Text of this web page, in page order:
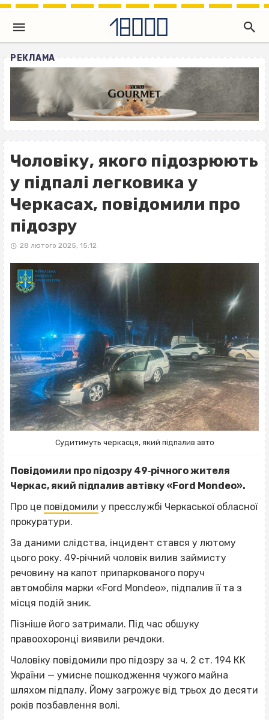
РЕКЛАМА
Чоловіку, якого підозрюють
у підпалі легковика у
Черкасах, повідомили про
підозру
28 лютого 2025, 15:12
Судитимуть черкасця, який підпалив авто
Повідомили про підозру 49‐річного жителя
Черкас, який підпалив автівку «Ford Mondeo».
Про це повідомили у пресслужбі Черкаської обласної
прокуратури.
За даними слідства, інцидент стався у лютому
цього року. 49‐річний чоловік вилив займисту
речовину на капот припаркованого поруч
автомобіля марки «Ford Mondeo», підпалив її та з
місця подій зник.
Пізніше його затримали. Під час обшуку
правоохоронці виявили речдоки.
Чоловіку повідомили про підозру за ч. 2 ст. 194 КК
України — умисне пошкодження чужого майна
шляхом підпалу. Йому загрожує від трьох до десяти
років позбавлення волі.